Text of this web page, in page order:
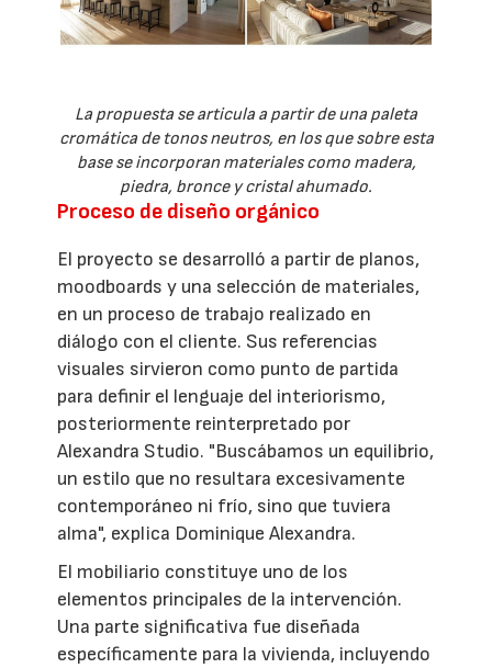
La propuesta se articula a partir de una paleta
cromática de tonos neutros, en los que sobre esta
base se incorporan materiales como madera,
piedra, bronce y cristal ahumado.
Proceso de diseño orgánico
El proyecto se desarrolló a partir de planos,
moodboards y una selección de materiales,
en un proceso de trabajo realizado en
diálogo con el cliente. Sus referencias
visuales sirvieron como punto de partida
para definir el lenguaje del interiorismo,
posteriormente reinterpretado por
Alexandra Studio. "Buscábamos un equilibrio,
un estilo que no resultara excesivamente
contemporáneo ni frío, sino que tuviera
alma", explica Dominique Alexandra.
El mobiliario constituye uno de los
elementos principales de la intervención.
Una parte significativa fue diseñada
específicamente para la vivienda, incluyendo